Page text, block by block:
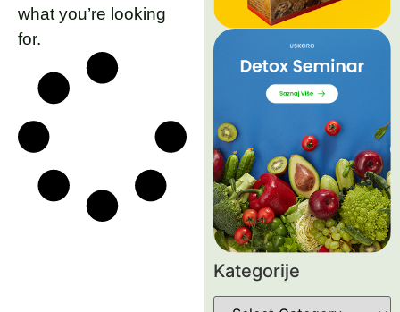
what you’re looking
for.
Kategorije